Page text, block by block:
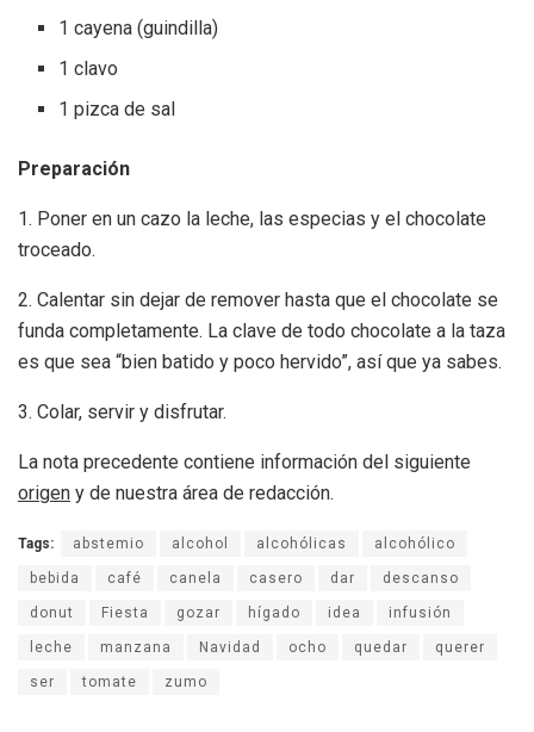
1 cayena (guindilla)
1 clavo
1 pizca de sal
Preparación
1. Poner en un cazo la leche, las especias y el chocolate
troceado.
2. Calentar sin dejar de remover hasta que el chocolate se
funda completamente. La clave de todo chocolate a la taza
es que sea “bien batido y poco hervido”, así que ya sabes.
3. Colar, servir y disfrutar.
La nota precedente contiene información del siguiente
origen y de nuestra área de redacción.
Tags: abstemio alcohol alcohólicas alcohólico
bebida café canela casero dar descanso
donut Fiesta gozar hígado idea infusión
leche manzana Navidad ocho quedar querer
ser tomate zumo